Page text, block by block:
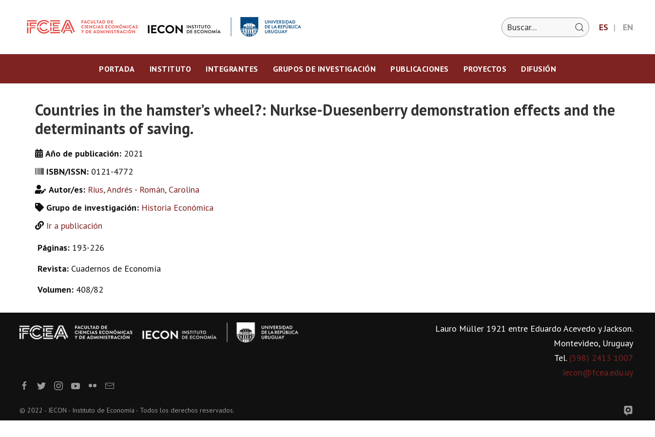
ES EN
PORTADA INSTITUTO INTEGRANTES GRUPOS DE INVESTIGACIÓN PUBLICACIONES PROYECTOS DIFUSIÓN
Countries in the hamster’s wheel?: Nurkse-Duesenberry demonstration effects and the
determinants of saving.
Año de publicación: 2021
ISBN/ISSN: 0121-4772
Autor/es: Rius, Andrés - Román, Carolina
Grupo de investigación: Historia Económica
Ir a publicación
Páginas: 193-226
Revista: Cuadernos de Economía
Volumen: 408/82
Lauro Müller 1921 entre Eduardo Acevedo y Jackson.
Montevideo, Uruguay
Tel. (598) 2413 1007
iecon@fcea.edu.uy
© 2022 - IECON - Instituto de Economía - Todos los derechos reservados.